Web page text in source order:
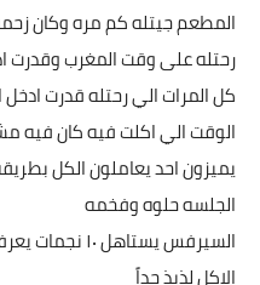
المطعم جيتله كم مره وكان
رحتله على وقت المغرب وقدرت
كل المرات الي رحتله قدرت ادخل
الوقت الي اكلت فيه كان فيه
يميزون احد يعاملون الكل
الجلسه حلوه وفخمه
السيرفس يستاهل ١٠ نجمات يعرفون يدلعون زباينهم
الاكل لذيذ جداً